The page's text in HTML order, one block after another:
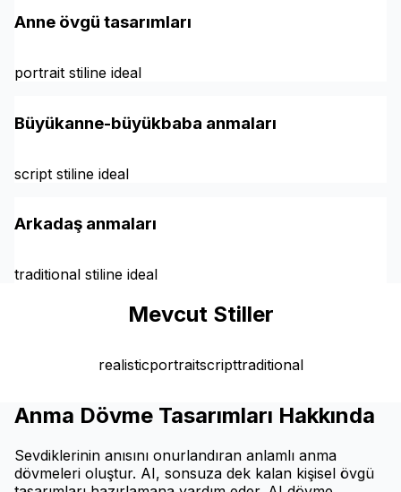
Anne övgü tasarımları
portrait stiline ideal
Büyükanne-büyükbaba anmaları
script stiline ideal
Arkadaş anmaları
traditional stiline ideal
Mevcut Stiller
realisticportraitscripttraditional
Anma Dövme Tasarımları Hakkında
Sevdiklerinin anısını onurlandıran anlamlı anma
dövmeleri oluştur. AI, sonsuza dek kalan kişisel övgü